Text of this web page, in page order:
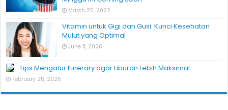
March 20, 2022
Vitamin untuk Gigi dan Gusi: Kunci Kesehatan
Mulut yang Optimal
June 11, 2026
Tips Mengatur Itinerary agar Liburan Lebih Maksimal
February 25, 2025